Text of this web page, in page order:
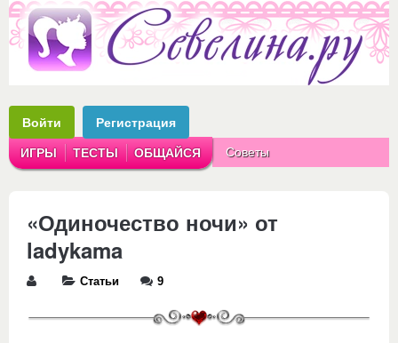
Войти Регистрация
ИГРЫ ТЕСТЫ ОБЩАЙСЯ Советы
«Одиночество ночи» от
ladykama
Статьи 9